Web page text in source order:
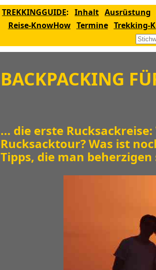
TREKKINGGUIDE: Inhalt Ausrüstung
Reise-KnowHow Termine Trekking-
BACKPACKING
... die erste
Rucksacktour? Was ist
Tipps, die man beherzigen